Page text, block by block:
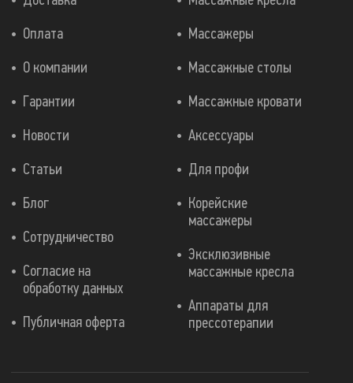
Массажеры
Массажные столы
Массажные кровати
Аксессуары
Для профи
Корейские
массажеры
Эксклюзивные
массажные кресла
Аппараты для
прессотерапии
Оплата
О компании
Гарантии
Новости
Статьи
Блог
Сотрудничество
Согласие на
обработку данных
Публичная оферта